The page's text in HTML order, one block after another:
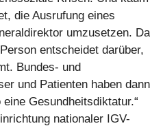
die Ausrufung eines
umzusetzen.
entscheidet darüber,
Bundes- und
und Patienten haben dann
Gesundheitsdiktatur.“
nationaler IGV-